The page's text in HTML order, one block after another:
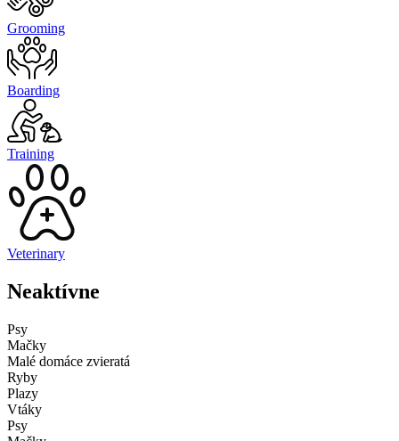
Grooming
Boarding
Training
Veterinary
Neaktívne
Psy
Mačky
Malé domáce zvieratá
Ryby
Plazy
Vtáky
Psy